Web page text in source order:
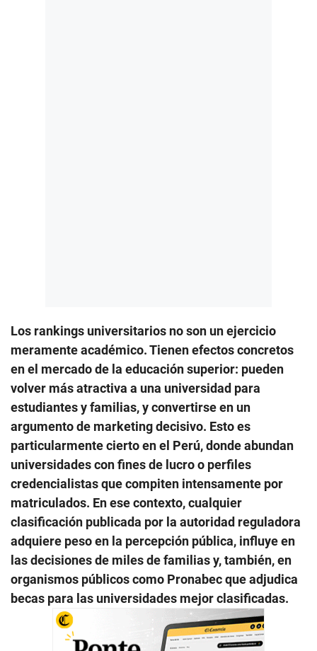
Los rankings universitarios no son un ejercicio
meramente académico. Tienen efectos concretos
en el mercado de la educación superior: pueden
volver más atractiva a una universidad para
estudiantes y familias, y convertirse en un
argumento de marketing decisivo. Esto es
particularmente cierto en el Perú, donde abundan
universidades con fines de lucro o perfiles
credencialistas que compiten intensamente por
matriculados. En ese contexto, cualquier
clasificación publicada por la autoridad reguladora
adquiere peso en la percepción pública, influye en
las decisiones de miles de familias y, también, en
organismos públicos como Pronabec que adjudica
becas para las universidades mejor clasificadas.